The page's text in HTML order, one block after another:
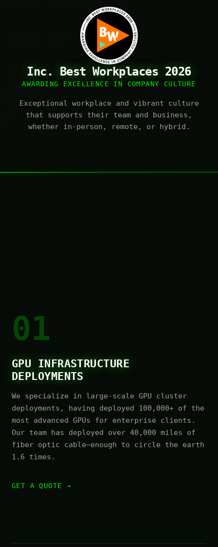
Inc. Best Workplaces 2026
AWARDING EXCELLENCE IN COMPANY CULTURE
Exceptional workplace and vibrant culture
that supports their team and business,
whether in-person, remote, or hybrid.
01
GPU INFRASTRUCTURE
DEPLOYMENTS
We specialize in large-scale GPU cluster
deployments, having deployed 100,000+ of the
most advanced GPUs for enterprise clients.
Our team has deployed over 40,000 miles of
fiber optic cable—enough to circle the earth
1.6 times.
GET A QUOTE